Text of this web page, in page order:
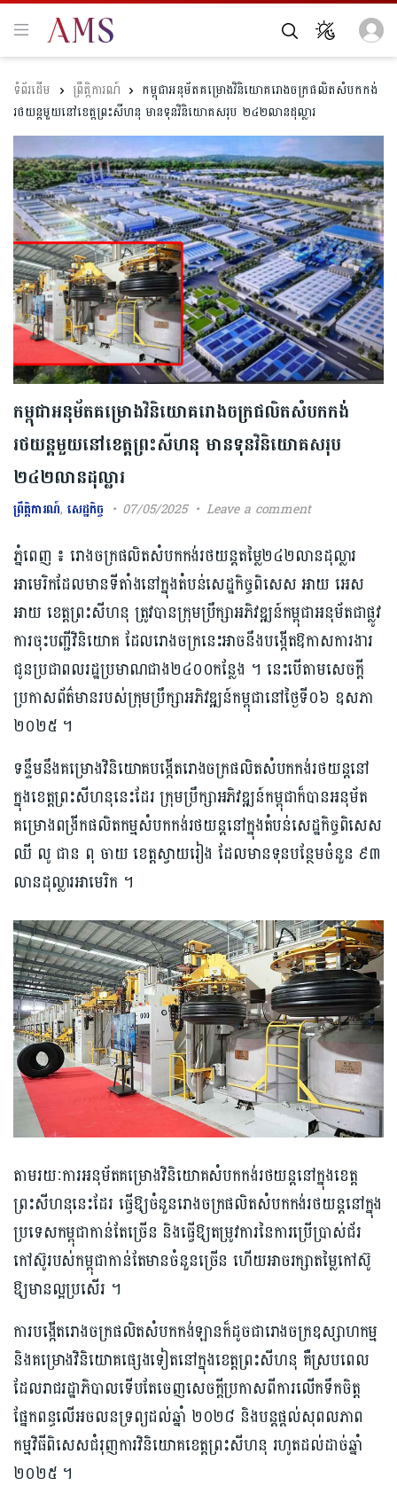
ព្រឹត្តិការណ៍
កម្ពុជា​អនុម័ត​គម្រោង​វិនិយោគ​រោងចក្រ​ផលិត​សំបក​កង់​
រថយន្ត​មួយ​នៅខេត្តព្រះសីហនុ មានទុន​វិនិ​យោគ​ស​រុ​ប​ ២៤២​លានដុល្លារ​
កម្ពុជា​អនុម័ត​គម្រោង​វិនិយោគ​រោងចក្រ​ផលិត​សំបក​កង់​
រថយន្ត​មួយ​នៅខេត្តព្រះសីហនុ មានទុន​វិនិ​យោគ​ស​រុ​ប​
២៤២​លានដុល្លារ​
ព្រឹត្តិការណ៍,សេដ្ឋកិច្ច 07/05/2025 Leave a comment
ភ្នំពេញ ៖ រោងចក្រ​ផលិត​សំបកកង់​រថយន្ត​តម្លៃ​២៤២​លានដុល្លារ
អាមេរិក​ដែលមានទីតាំង​នៅក្នុង​តំបន់​សេដ្ឋ​កិច្ច​ពិសេស​ អាយ​ អេស​
អាយ ខេត្តព្រះសីហនុ ត្រូវ​បានក្រុមប្រឹក្សា​អ​ភិ​វឌ្ឍន៍​កម្ពុជា​អនុម័ត​ជាផ្លូវ
ការ​ចុះបញ្ជី​វិនិយោគ​ ដែល​រោងចក្រនេះ​អាច​នឹង​បង្កើតឱកាស​ការ​ងារ​
ជូនប្រជាពលរដ្ឋ​​ប្រមាណជាង​២៤០០កន្លែង ។ នេះបើតាមសេចក្ដី
ប្រកាសព័ត៌មានរបស់ក្រុម​ប្រឹក្សាអភិវឌ្ឍន៍​កម្ពុជា​នៅថ្ងៃទី​០៦ ឧសភា
២០២៥​ ។
ទន្ទឹមនឹង​គម្រោង​វិនិយោគ​បង្កើត​រោងចក្រ​ផលិត​សំបក​កង់​រថយន្ត​នៅ
ក្នុង​ខេត្តព្រះសីហនុនេះដែរ ក្រុមប្រឹក្សា​អ​ភិវឌ្ឍន៍​កម្ពុជា​ក៏បាន​អនុម័ត​
គម្រោង​ពង្រីកផលិតកម្ម​សំបកកង់​រថយន្ត​នៅក្នុង​តំបន់​សេដ្ឋកិច្ចពិសេស​
ឈី លូ ជាន​ ពុ ចាយ ខេត្ត​ស្វាយរៀង ដែលមានទុន​បន្ថែម​ចំនួន ៩៣​
លានដុល្លារអាមេរិក ។
តាមរយៈការអនុម័ត​គម្រោង​វិនិយោគ​សំបកកង់​រថយន្ត​នៅក្នុង​ខេត្ត​
ព្រះសីហនុនេះ​ដែរ ធ្វើឱ្យចំនួន​រោងចក្រ​ផលិត​សំបកកង់​រថយន្ត​នៅក្នុង​
ប្រទេស​កម្ពុជា​កាន់តែច្រើន និងធ្វើឱ្យតម្រូវការ​នៃការ​ប្រើប្រាស់ជ័រ​
កៅស៊ូរបស់​កម្ពុជា​កាន់តែមានចំនួនច្រើន ហើយអាចរក្សា​តម្លៃកៅស៊ូ​
ឱ្យ​មានល្អប្រសើរ​ ។​
កា​របង្កើត​រោងចក្រ​ផលិត​សំបកកង់​ឡានក៏ដូចជា​រោងចក្រ​ឧស្សាហកម្ម​
និង​គម្រោង​វិនិយោគផ្សេងទៀត​នៅ​ក្នុ​ង​​​ខេត្តព្រះសីហនុ គឺស្របពេល
ដែលរាជរដ្ឋាភិបាលទើបតែ​ចេញសេចក្ដី​ប្រកាសពីការ​លើកទឹកចិត្ត​
ផ្នែក​ពន្ធ​លើអចលនទ្រព្យ​ដល់​ឆ្នាំ ២០២៨ ​និង​បន្ត​ផ្ដល់សុពលភាព
កម្មវិធី​ពិសេស​ជំរុញ​ការ​វិនិយោគ​ខេត្ត​ព្រះសីហនុ រហូត​ដ​ល់​​ដាច់ឆ្នាំ
២០២៥ ។